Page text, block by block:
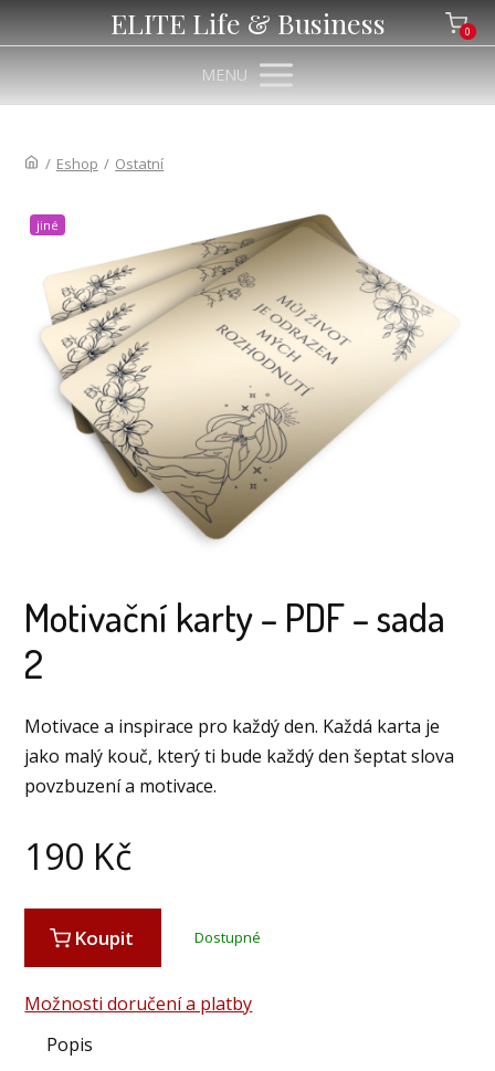
ELITE Life & Business 0
MENU
/ Eshop / Ostatní
jiné
Motivační karty – PDF – sada
2
Motivace a inspirace pro každý den. Každá karta je
jako malý kouč, který ti bude každý den šeptat slova
povzbuzení a motivace.
190 Kč
Koupit Dostupné
Možnosti doručení a platby
Popis